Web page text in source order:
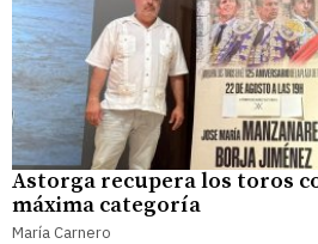
Astorga recupera los toros
máxima categoría
María Carnero